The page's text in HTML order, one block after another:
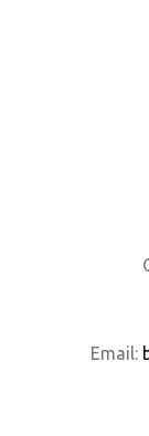
Email: